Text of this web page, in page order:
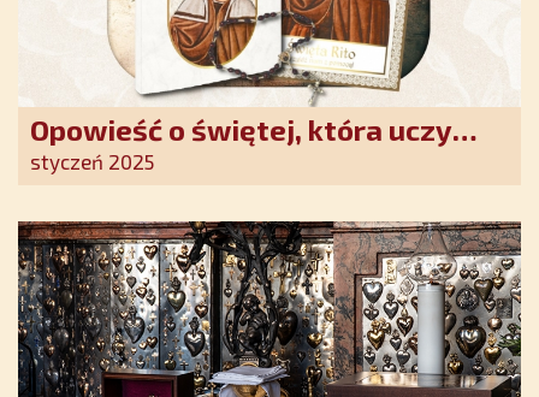
Opowieść o świętej, która uczy
szczerego oddania się Bogu.
nadziei w XXI wieku
styczeń 2025